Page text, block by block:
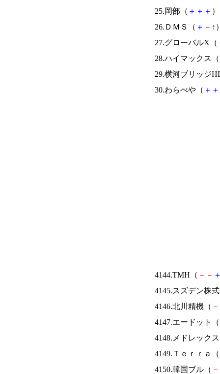
25.岡部（ ＋ ＋ ＋
26.ＤＭＳ（ ＋ － ↑
27.グローバルX（
28.ハイマックス（
29.横河ブリッジ
30.わらべや（ ＋ ＋
4144.TMH（ － －
4145.スズデン株
4146.北川精機（ －
4147.エードット（
4148.メドレック
4149.Ｔｅｒｒａ（
4150.韓国ブル（ －